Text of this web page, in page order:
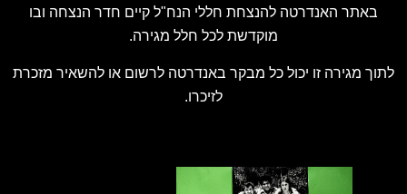
באתר האנדרטה להנצחת חללי הנח"ל קיים חדר הנצחה ובו
מוקדשת לכל חלל מגירה.
לתוך מגירה זו יכול כל מבקר באנדרטה לרשום או להשאיר מזכרת
לזיכרו.